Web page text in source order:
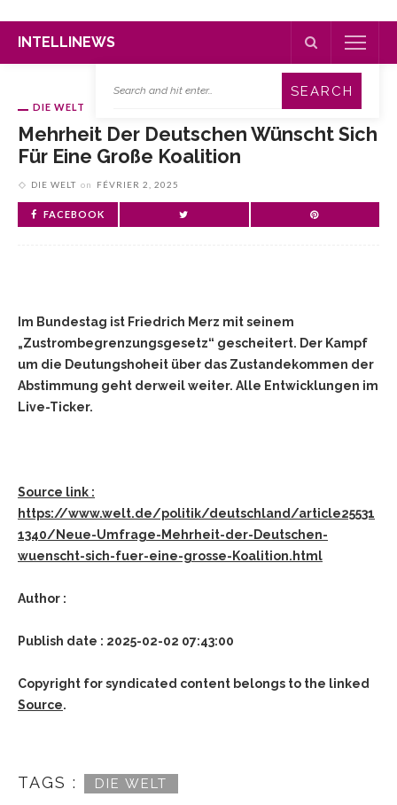
INTELLINEWS
DIE WELT
Mehrheit Der Deutschen Wünscht Sich
Für Eine Große Koalition
DIE WELT on FÉVRIER 2, 2025
FACEBOOK
Im Bundestag ist Friedrich Merz mit seinem
„Zustrombegrenzungsgesetz“ gescheitert. Der Kampf
um die Deutungshoheit über das Zustandekommen der
Abstimmung geht derweil weiter. Alle Entwicklungen im
Live-Ticker.
Source link :
https://www.welt.de/politik/deutschland/article25531
1340/Neue-Umfrage-Mehrheit-der-Deutschen-
wuenscht-sich-fuer-eine-grosse-Koalition.html
Author :
Publish date : 2025-02-02 07:43:00
Copyright for syndicated content belongs to the linked
Source.
TAGS : DIE WELT